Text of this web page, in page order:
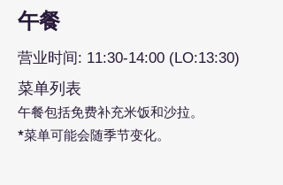
午餐
营业时间: 11:30-14:00 (LO:13:30)
菜单列表
午餐包括免费补充米饭和沙拉。
*菜单可能会随季节变化。